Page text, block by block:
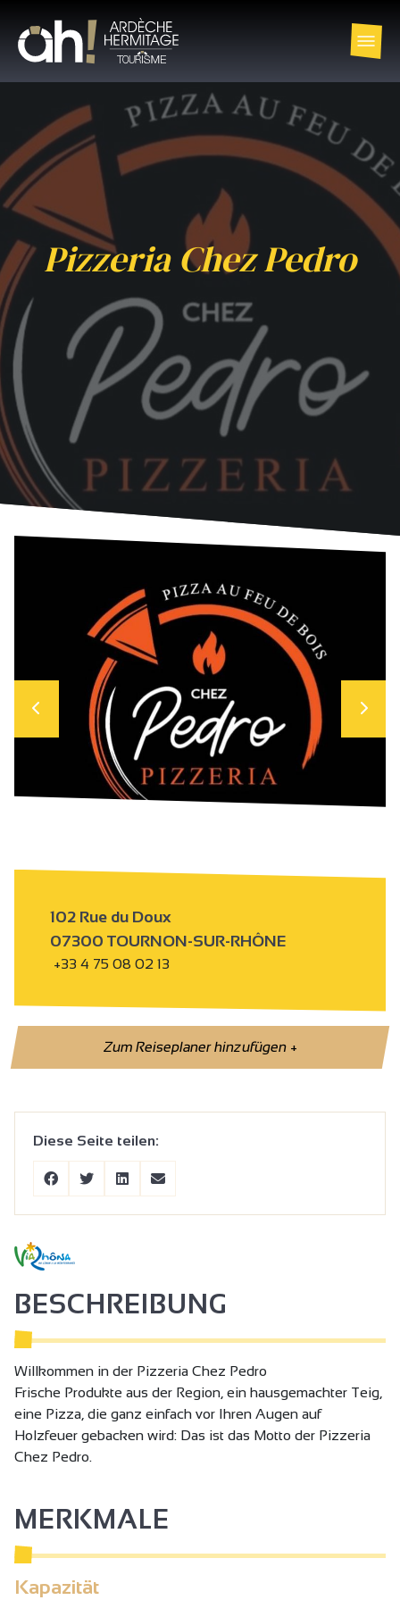
Pizzeria Chez Pedro
102 Rue du Doux
07300 TOURNON-SUR-RHÔNE
+33 4 75 08 02 13
Zum Reiseplaner hinzufügen+
Diese Seite teilen:
BESCHREIBUNG
Willkommen in der Pizzeria Chez Pedro
Frische Produkte aus der Region, ein hausgemachter Teig,
eine Pizza, die ganz einfach vor Ihren Augen auf
Holzfeuer gebacken wird: Das ist das Motto der Pizzeria
Chez Pedro.
MERKMALE
Kapazität